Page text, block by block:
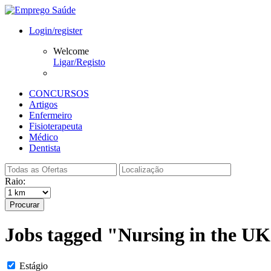
Login/register
Welcome
Ligar/Registo
CONCURSOS
Artigos
Enfermeiro
Fisioterapeuta
Médico
Dentista
Raio:
Procurar
Jobs tagged "Nursing in the
Estágio